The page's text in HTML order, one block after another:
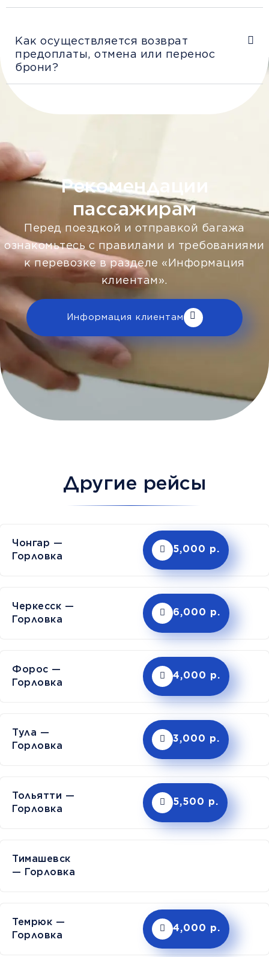
Как осуществляется возврат
предоплаты, отмена или перенос
брони?
Рекомендации
пассажирам
Перед поездкой и отправкой багажа
ознакомьтесь с правилами и требованиями
к перевозке в разделе «Информация
клиентам».
Информация клиентам
Другие рейсы
Чонгар —
Горловка
5,000 р.
Черкесск —
Горловка
6,000 р.
Форос —
Горловка
4,000 р.
Тула —
Горловка
3,000 р.
Тольятти —
Горловка
5,500 р.
— Горловка
Темрюк —
Горловка
4,000 р.